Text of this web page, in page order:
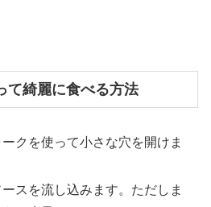
て綺麗に食べる方法
クを使って小さな穴を開けま
スを流し込みます。ただしま